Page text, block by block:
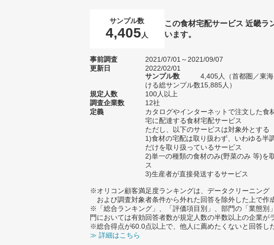
サンプル数
4,405 人
この食材宅配サービス 近畿ラ
います。
事前調査
2021/07/01～2021/09/07
更新日
2022/02/01
サンプル数
4,405人（首都圏／東
ける総サンプル数15,885人）
規定人数
100人以上
調査企業数
12社
定義
カタログやインターネットで注文した食
宅に配達する食材宅配サービス
ただし、以下のサービスは対象外とする
1)食材の宅配は取り扱わず、いわゆる半
だけを取り扱っているサービス
2)単一の種類の食材のみ(野菜のみ 等)を
ス
3)生産者が直接発送するサービス
※オリコン顧客満足度ランキングは、データクリーニング
および調査対象者条件から外れた回答を除外した上で作
※「総合ランキング」、「評価項目別」、部門の「業態別
門においては有効回答者数が規定人数の半数以上の企業が
※総合得点が60.0点以上で、他人に薦めたくないと回答し
≫ 詳細はこちら